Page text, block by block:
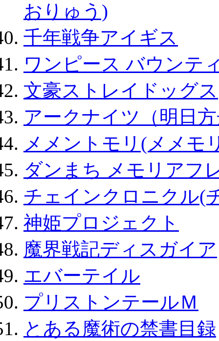
おりゅう)
千年戦争アイギス
ワンピース バウンテ
文豪ストレイドッグス
アークナイツ（明日
メメントモリ(メメモ
ダンまち メモリアフ
チェインクロニクル(
神姫プロジェクト
魔界戦記ディスガイア
エバーテイル
プリストンテールＭ
とある魔術の禁書目録